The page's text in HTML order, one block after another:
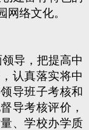
络文化。
导，把提高中
认真落实将中
导班子考核和
导考核评价，
、学校办学质